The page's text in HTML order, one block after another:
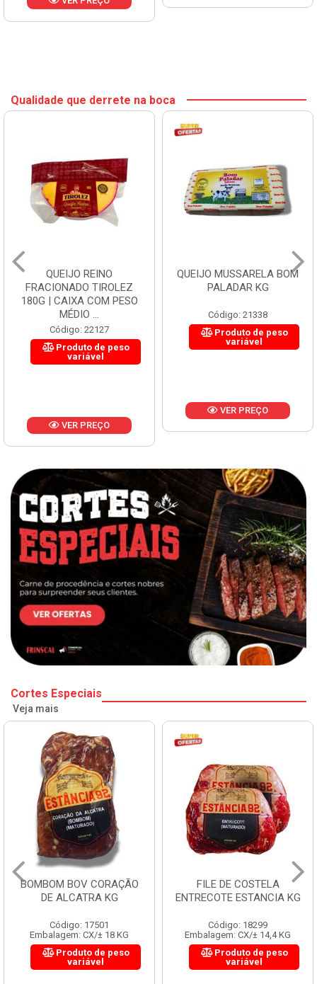
Qualidade que derrete na boca
QUEIJO REINO
FRACIONADO TIROLEZ
180G | CAIXA COM PESO
MÉDIO ...
Código: 22127
Produto de peso
variável
VER PREÇO
QUEIJO MUSSARELA BOM
PALADAR KG
Código: 21338
Produto de peso
variável
VER PREÇO
Cortes Especiais
Veja mais
BOMBOM BOV CORAÇÃO
DE ALCATRA KG
Código: 17501
Embalagem: CX/± 18 KG
Produto de peso
variável
FILE DE COSTELA
ENTRECOTE ESTANCIA KG
Código: 18299
Embalagem: CX/± 14,4 KG
Produto de peso
variável